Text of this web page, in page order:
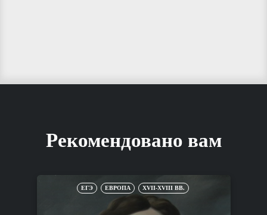
Рекомендовано вам
ЕГЭ ЕВРОПА XVII-XVIII ВВ.